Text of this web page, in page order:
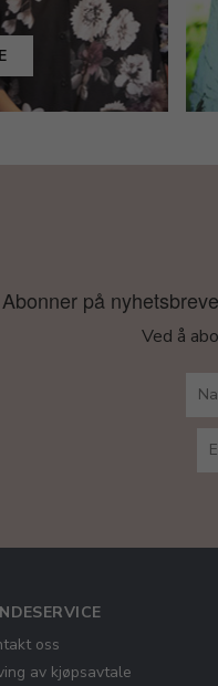
Abonner på
Ved å
oss
av kjøpsavtale